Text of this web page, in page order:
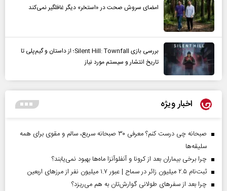
امضای سروش صحت در «استخر» دیگر غافلگیر نمی‌کند
بررسی بازی Silent Hill: Townfall؛ از داستان و گیم‌پلی تا
تاریخ انتشار و سیستم مورد نیاز
اخبار ویژه
صبحانه چی درست کنم؟ معرفی ۳۰ صبحانه سریع، سالم و مقوی برای همه
سلیقه‌ها
چرا برخی بیماران بعد از کرونا و آنفلوآنزا ماه‌ها بهبود نمی‌یابند؟
ثبت‌نام ۲.۵ میلیون زائر در سماح | عبور ۱.۷ میلیون نفر از مرز‌های اربعین
چرا بعد از سفرهای طولانی گوارش‌تان به هم می‌ریزد؟